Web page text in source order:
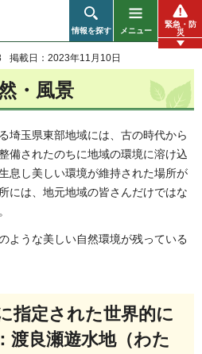
情報を探す メニュー
緊急・防
災
掲載日：2023年11月10日
・風景
埼玉県東部地域には、古の時代から
備されたのちに地域の環境に溶け込
息し美しい環境が維持された場所が
には、地元地域の皆さんだけではな
ような美しい自然環境が残っている
指定された世界的に
渡良瀬遊水地（わた